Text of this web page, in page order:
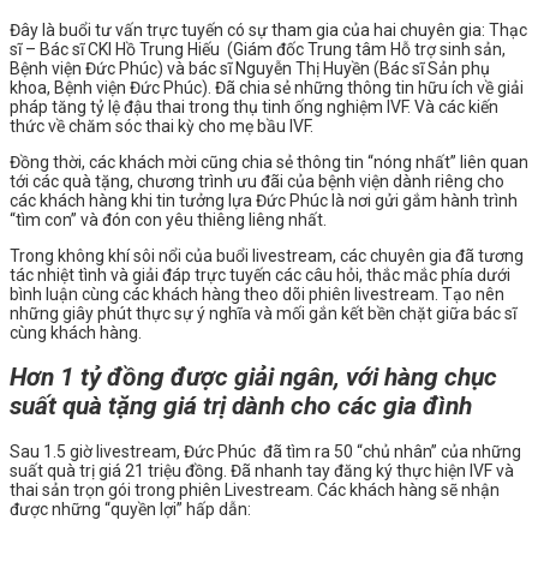
Đây là buổi tư vấn trực tuyến có sự tham gia của hai chuyên gia: Thạc
sĩ – Bác sĩ CKI Hồ Trung Hiếu (Giám đốc Trung tâm Hỗ trợ sinh sản,
Bệnh viện Đức Phúc) và bác sĩ Nguyễn Thị Huyền (Bác sĩ Sản phụ
khoa, Bệnh viện Đức Phúc). Đã chia sẻ những thông tin hữu ích về giải
pháp tăng tỷ lệ đậu thai trong thụ tinh ống nghiệm IVF. Và các kiến
thức về chăm sóc thai kỳ cho mẹ bầu IVF.
Đồng thời, các khách mời cũng chia sẻ thông tin “nóng nhất” liên quan
tới các quà tặng, chương trình ưu đãi của bệnh viện dành riêng cho
các khách hàng khi tin tưởng lựa Đức Phúc là nơi gửi gắm hành trình
“tìm con” và đón con yêu thiêng liêng nhất.
Trong không khí sôi nổi của buổi livestream, các chuyên gia đã tương
tác nhiệt tình và giải đáp trực tuyến các câu hỏi, thắc mắc phía dưới
bình luận cùng các khách hàng theo dõi phiên livestream. Tạo nên
những giây phút thực sự ý nghĩa và mối gắn kết bền chặt giữa bác sĩ
cùng khách hàng.
Hơn 1 tỷ đồng được giải ngân, với hàng chục
suất quà tặng giá trị dành cho các gia đình
Sau 1.5 giờ livestream, Đức Phúc đã tìm ra 50 “chủ nhân” của những
suất quà trị giá 21 triệu đồng. Đã nhanh tay đăng ký thực hiện IVF và
thai sản trọn gói trong phiên Livestream. Các khách hàng sẽ nhận
được những “quyền lợi” hấp dẫn: